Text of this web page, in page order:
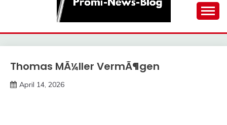
PROMI-NEWS-BLOG
Trends
Thomas MÃ¼ller VermÃ¶gen
April 14, 2026